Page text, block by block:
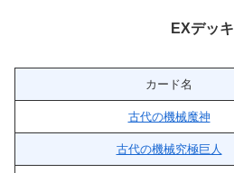
EXデッキ
カード名
古代の機械魔神
古代の機械究極巨人